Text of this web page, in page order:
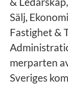
Sälj,
Fastighet &
merparten
Sveriges